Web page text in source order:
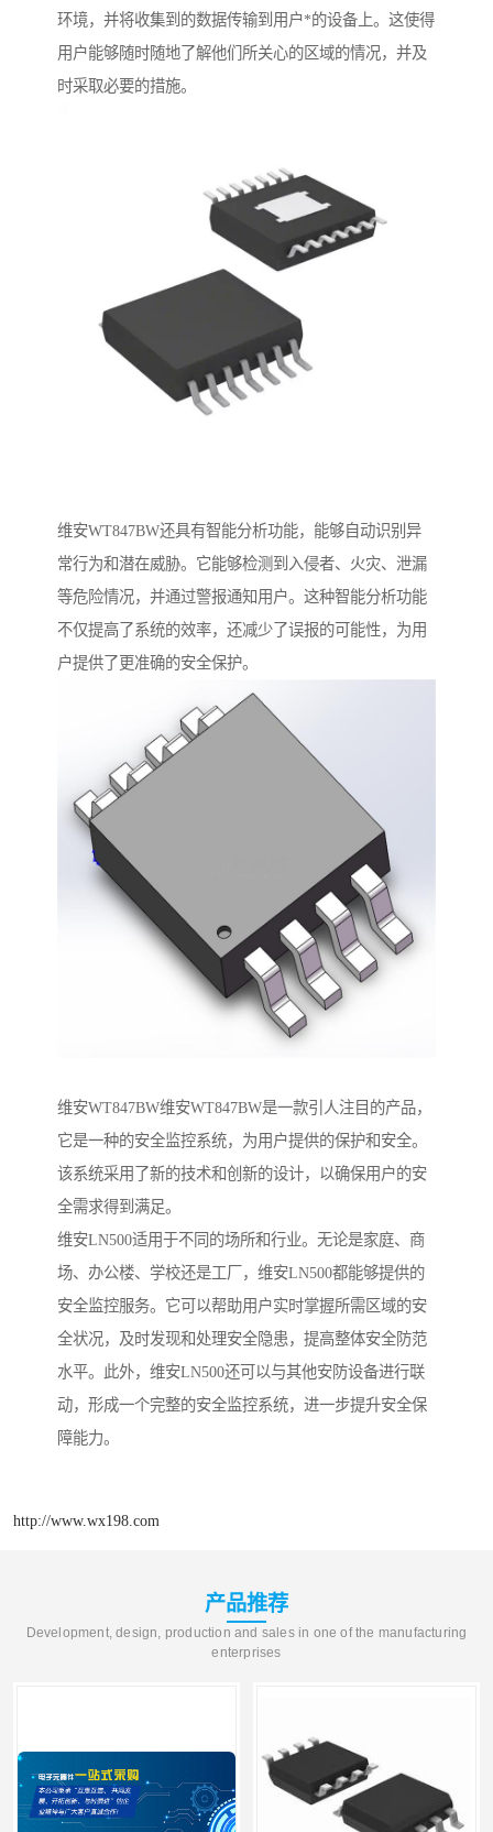
环境，并将收集到的数据传输到用户*的设备上。这使得
用户能够随时随地了解他们所关心的区域的情况，并及
时采取必要的措施。
维安WT847BW还具有智能分析功能，能够自动识别异
常行为和潜在威胁。它能够检测到入侵者、火灾、泄漏
等危险情况，并通过警报通知用户。这种智能分析功能
不仅提高了系统的效率，还减少了误报的可能性，为用
户提供了更准确的安全保护。
维安WT847BW维安WT847BW是一款引人注目的产品，
它是一种的安全监控系统，为用户提供的保护和安全。
该系统采用了新的技术和创新的设计，以确保用户的安
全需求得到满足。
维安LN500适用于不同的场所和行业。无论是家庭、商
场、办公楼、学校还是工厂，维安LN500都能够提供的
安全监控服务。它可以帮助用户实时掌握所需区域的安
全状况，及时发现和处理安全隐患，提高整体安全防范
水平。此外，维安LN500还可以与其他安防设备进行联
动，形成一个完整的安全监控系统，进一步提升安全保
障能力。
http://www.wx198.com
产品推荐
Development, design, production and sales in one of the manufacturing
enterprises